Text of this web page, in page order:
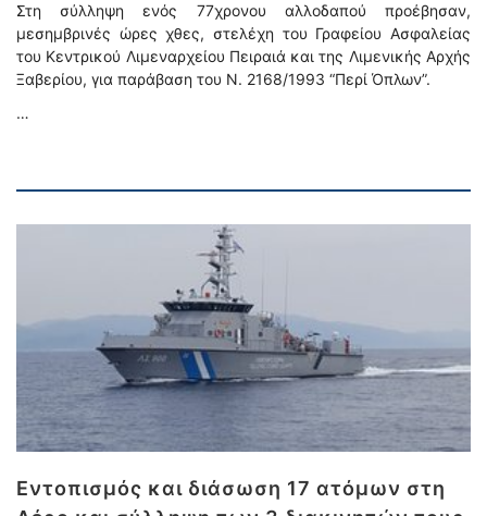
Στη σύλληψη ενός 77χρονου αλλοδαπού προέβησαν,
μεσημβρινές ώρες χθες, στελέχη του Γραφείου Ασφαλείας
του Κεντρικού Λιμεναρχείου Πειραιά και της Λιμενικής Αρχής
Ξαβερίου, για παράβαση του Ν. 2168/1993 “Περί Όπλων”.
…
Εντοπισμός και διάσωση 17 ατόμων στη